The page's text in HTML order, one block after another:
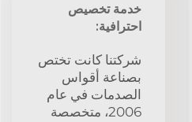
خدمة تخصيص
احترافية:
شركتنا كانت تختص
بصناعة أقواس
الصدمات في عام
2006، متخصصة